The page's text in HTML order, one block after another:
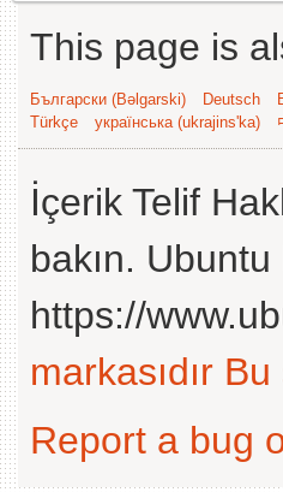
This page is
Български (Bəlgarski) Deutsch
Türkçe
українська (ukrajins'ka)
İçerik Telif
bakın. Ubuntu
https://
markasıdır Bu
Report a bug